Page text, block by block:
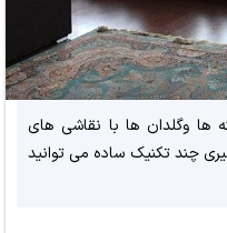
وگلدان ها با نقاشی های
چند تکنیک ساده می توانید